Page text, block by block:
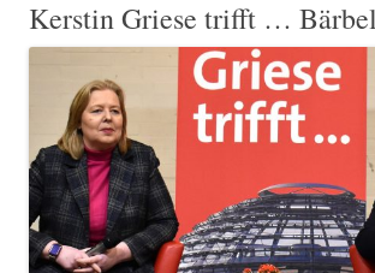
Kerstin Griese trifft …